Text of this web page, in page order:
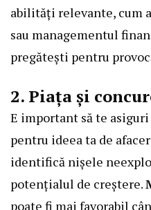
abilități relevante, cum
sau managementul
pregătești pentru
2. Piața și
E important să te
pentru ideea ta de
identifică nișele
potențialul de creștere.
poate fi mai favorabil